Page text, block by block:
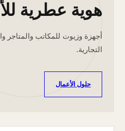
هوية عطرية
أجهزة وزيوت للمكاتب والمتاجر
التجارية.
حلول الأعمال